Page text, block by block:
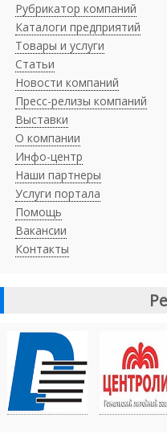
Рубрикатор компаний
Каталоги предприятий
Товары и услуги
Статьи
Новости компаний
Пресс-релизы компаний
Выставки
О компании
Инфо-центр
Наши партнеры
Услуги портала
Помощь
Вакансии
Контакты